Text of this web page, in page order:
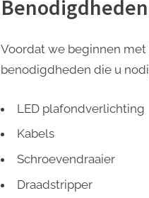
Benodigdheden
Voordat we beginnen
benodigdheden die u
LED plafondverlichting
Kabels
Schroevendraaier
Draadstripper